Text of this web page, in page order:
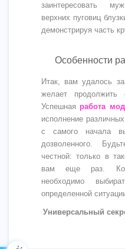
заинтересовать
верхних пуговиц
демонстрируя часть
Особенности
Итак, вам удалось
желает продолжить
Успешнаяработа
исполнение
с самого начала
дозволенного.
честной: только в
вам еще раз.
необходимо
определенной
Универсальный